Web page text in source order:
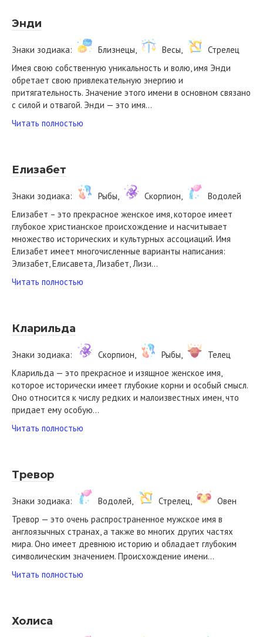
Энди
Знаки зодиака: Близнецы, Весы,
Стрелец
Имея свою собственную уникальность и волю, имя Энди
обретает свою привлекательную энергию и
притягательность. Значение этого имени в основном связано
с силой и отвагой. Энди — это имя…
Читать полностью
Елизабет
Знаки зодиака: Рыбы, Скорпион,
Водолей
Елизабет – это прекрасное женское имя, которое имеет
глубокое христианское происхождение и насчитывает
множество исторических и культурных ассоциаций. Имя
Елизабет имеет многочисленные варианты написания:
Элизабет, Елисавета, Лизабет, Лизи…
Читать полностью
Кларильда
Знаки зодиака: Скорпион, Рыбы,
Телец
Кларильда — это прекрасное и изящное женское имя,
которое исторически имеет глубокие корни и особый смысл.
Оно относится к числу редких и малоизвестных имен, что
придает ему особую…
Читать полностью
Тревор
Знаки зодиака: Водолей, Стрелец,
Овен
Тревор — это очень распространенное мужское имя в
англоязычных странах, а также во многих других частях
мира. Оно имеет древнюю историю и обладает глубоким
символическим значением. Происхождение имени…
Читать полностью
Холиса